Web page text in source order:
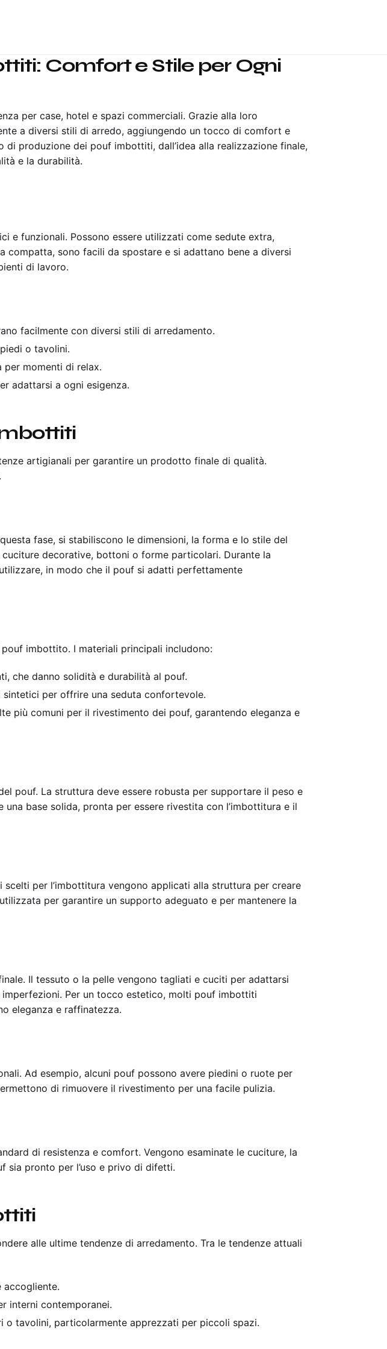
Comfort e Stile per Ogni
per case, hotel e spazi commerciali. Grazie alla loro
a diversi stili di arredo, aggiungendo un tocco di comfort e
produzione dei pouf imbottiti, dall’idea alla realizzazione finale,
e la durabilità.
e funzionali. Possono essere utilizzati come sedute extra,
sono facili da spostare e si adattano bene a diversi
di lavoro.
facilmente con diversi stili di arredamento.
o tavolini.
momenti di relax.
adattarsi a ogni esigenza.
artigianali per garantire un prodotto finale di qualità.
fase, si stabiliscono le dimensioni, la forma e lo stile del
decorative, bottoni o forme particolari. Durante la
in modo che il pouf si adatti perfettamente
imbottito. I materiali principali includono:
che danno solidità e durabilità al pouf.
sintetici per offrire una seduta confortevole.
più comuni per il rivestimento dei pouf, garantendo eleganza e
pouf. La struttura deve essere robusta per supportare il peso e
base solida, pronta per essere rivestita con l’imbottitura e il
per l’imbottitura vengono applicati alla struttura per creare
per garantire un supporto adeguato e per mantenere la
Il tessuto o la pelle vengono tagliati e cuciti per adattarsi
Per un tocco estetico, molti pouf imbottiti
eleganza e raffinatezza.
Ad esempio, alcuni pouf possono avere piedini o ruote per
di rimuovere il rivestimento per una facile pulizia.
di resistenza e comfort. Vengono esaminate le cuciture, la
sia pronto per l’uso e privo di difetti.
alle ultime tendenze di arredamento. Tra le tendenze attuali
accogliente.
interni contemporanei.
o tavolini, particolarmente apprezzati per piccoli spazi.